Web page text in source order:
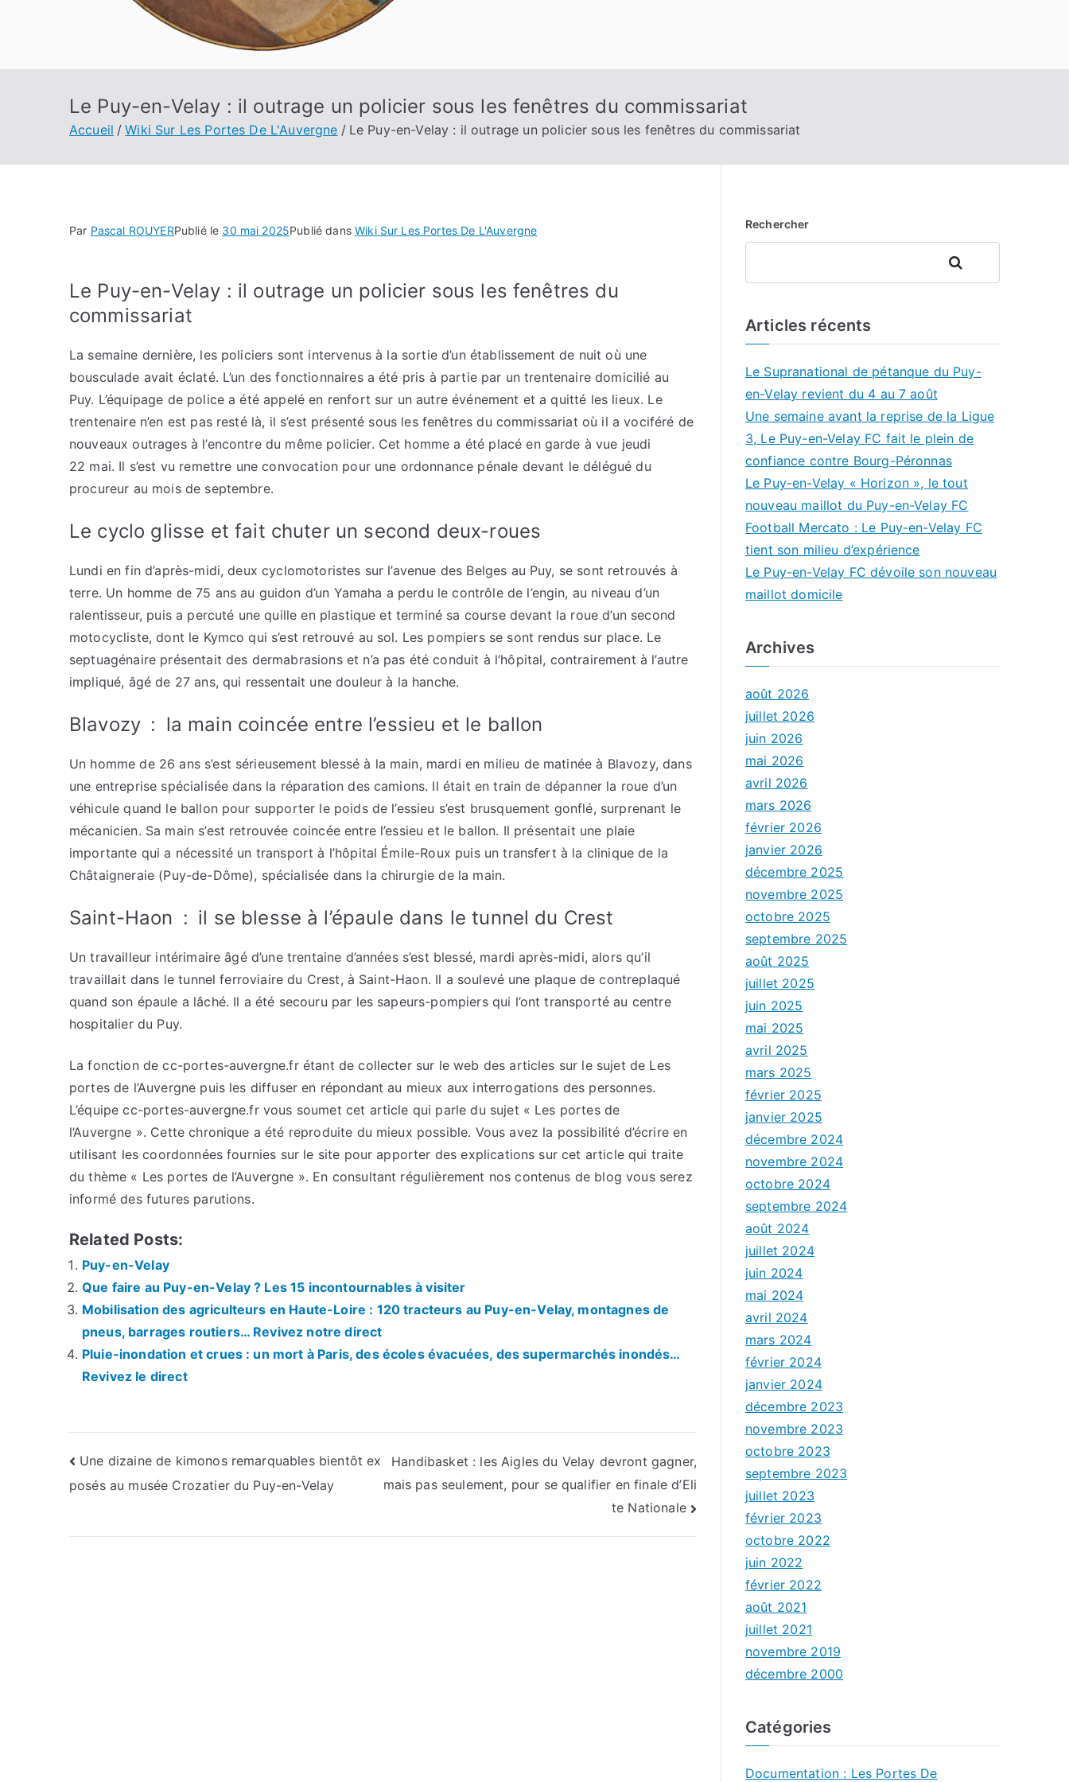
Le Puy-en-Velay : il outrage un policier sous les fenêtres du commissariat
Accueil Wiki Sur Les Portes De L'Auvergne Le Puy-en-Velay : il outrage un policier sous les fenêtres du commissariat
Par Pascal ROUYERPublié le 30 mai 2025Publié dansWiki Sur Les Portes De L'Auvergne
Le Puy-en-Velay : il outrage un policier sous les fenêtres du
commissariat
La semaine dernière, les policiers sont intervenus à la sortie d’un établissement de nuit où une
bousculade avait éclaté. L’un des fonctionnaires a été pris à partie par un trentenaire domicilié au
Puy. L’équipage de police a été appelé en renfort sur un autre événement et a quitté les lieux. Le
trentenaire n’en est pas resté là, il s’est présenté sous les fenêtres du commissariat où il a vociféré de
nouveaux outrages à l’encontre du même policier. Cet homme a été placé en garde à vue jeudi
22 mai. Il s’est vu remettre une convocation pour une ordonnance pénale devant le délégué du
procureur au mois de septembre.
Le cyclo glisse et fait chuter un second deux-roues
Lundi en fin d’après-midi, deux cyclomotoristes sur l’avenue des Belges au Puy, se sont retrouvés à
terre. Un homme de 75 ans au guidon d’un Yamaha a perdu le contrôle de l’engin, au niveau d’un
ralentisseur, puis a percuté une quille en plastique et terminé sa course devant la roue d’un second
motocycliste, dont le Kymco qui s’est retrouvé au sol. Les pompiers se sont rendus sur place. Le
septuagénaire présentait des dermabrasions et n’a pas été conduit à l’hôpital, contrairement à l’autre
impliqué, âgé de 27 ans, qui ressentait une douleur à la hanche.
Blavozy : la main coincée entre l’essieu et le ballon
Un homme de 26 ans s’est sérieusement blessé à la main, mardi en milieu de matinée à Blavozy, dans
une entreprise spécialisée dans la réparation des camions. Il était en train de dépanner la roue d’un
véhicule quand le ballon pour supporter le poids de l’essieu s’est brusquement gonflé, surprenant le
mécanicien. Sa main s’est retrouvée coincée entre l’essieu et le ballon. Il présentait une plaie
importante qui a nécessité un transport à l’hôpital Émile-Roux puis un transfert à la clinique de la
Châtaigneraie (Puy-de-Dôme), spécialisée dans la chirurgie de la main.
Saint-Haon : il se blesse à l’épaule dans le tunnel du Crest
Un travailleur intérimaire âgé d’une trentaine d’années s’est blessé, mardi après-midi, alors qu’il
travaillait dans le tunnel ferroviaire du Crest, à Saint-Haon. Il a soulevé une plaque de contreplaqué
quand son épaule a lâché. Il a été secouru par les sapeurs-pompiers qui l’ont transporté au centre
hospitalier du Puy.
La fonction de cc-portes-auvergne.fr étant de collecter sur le web des articles sur le sujet de Les
portes de l’Auvergne puis les diffuser en répondant au mieux aux interrogations des personnes.
L’équipe cc-portes-auvergne.fr vous soumet cet article qui parle du sujet « Les portes de
l’Auvergne ». Cette chronique a été reproduite du mieux possible. Vous avez la possibilité d’écrire en
utilisant les coordonnées fournies sur le site pour apporter des explications sur cet article qui traite
du thème « Les portes de l’Auvergne ». En consultant régulièrement nos contenus de blog vous serez
informé des futures parutions.
Related Posts:
Puy-en-Velay
Que faire au Puy-en-Velay ? Les 15 incontournables à visiter
Mobilisation des agriculteurs en Haute-Loire : 120 tracteurs au Puy-en-Velay, montagnes de
pneus, barrages routiers… Revivez notre direct
Pluie-inondation et crues : un mort à Paris, des écoles évacuées, des supermarchés inondés…
Revivez le direct
Navigation
de
l’article
Une dizaine de kimonos remarquables bientôt ex
posés au musée Crozatier du Puy-en-Velay
Handibasket : les Aigles du Velay devront gagner,
mais pas seulement, pour se qualifier en finale d’Eli
te Nationale
Rechercher
Rechercher
Articles récents
Le Supranational de pétanque du Puy-
en-Velay revient du 4 au 7 août
Une semaine avant la reprise de la Ligue
3, Le Puy-en-Velay FC fait le plein de
confiance contre Bourg-Péronnas
Le Puy-en-Velay « Horizon », le tout
nouveau maillot du Puy-en-Velay FC
Football Mercato : Le Puy-en-Velay FC
tient son milieu d’expérience
Le Puy-en-Velay FC dévoile son nouveau
maillot domicile
Archives
août 2026
juillet 2026
juin 2026
mai 2026
avril 2026
mars 2026
février 2026
janvier 2026
décembre 2025
novembre 2025
octobre 2025
septembre 2025
août 2025
juillet 2025
juin 2025
mai 2025
avril 2025
mars 2025
février 2025
janvier 2025
décembre 2024
novembre 2024
octobre 2024
septembre 2024
août 2024
juillet 2024
juin 2024
mai 2024
avril 2024
mars 2024
février 2024
janvier 2024
décembre 2023
novembre 2023
octobre 2023
septembre 2023
juillet 2023
février 2023
octobre 2022
juin 2022
février 2022
août 2021
juillet 2021
novembre 2019
décembre 2000
Catégories
Documentation : Les Portes De